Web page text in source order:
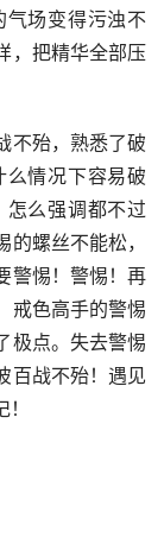
气场变得污浊不
，把精华全部压
不殆，熟悉了破
情况下容易破
么强调都不过
螺丝不能松，
警惕！警惕！再
戒色高手的警惕
极点。失去警惕
百战不殆！遇见